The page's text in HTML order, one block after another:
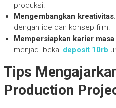
produksi.
Mengembangkan kreativitas
dengan ide dan konsep film.
Mempersiapkan karier
menjadi bekal deposit 10rb
Tips
Production